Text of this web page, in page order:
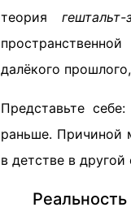
теория гештальт-
далёкого
Представьте
раньше. Причиной
в детстве в другой